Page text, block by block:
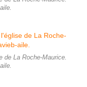
de La Roche-Maurice.